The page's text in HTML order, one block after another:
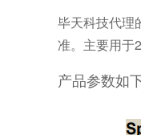
毕天科技代理
准。主要用于
产品参数如